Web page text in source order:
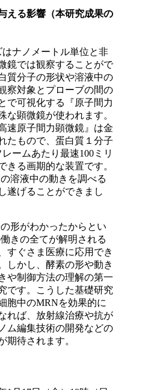
える影響（本研究成果の
ナノメートル単位と非
鏡では観察することがで
質分子の形状や溶液中の
察対象とプローブの間の
で可視化する『原子間力
な顕微鏡が使われます。
速原子間力顕微鏡』は金
たもので、蛋白質１分子
ームあたり最速100ミリ
きる画期的な装置です。
溶液中の動きを調べる
遂げることができまし
形がわかったからとい
きの全てが解明される
すぐさま医療に応用でき
しかし、 酵素の形や動き
や制御方法の理解の第一
です。こうした基礎研究
胞中のMRNを効果的に
れば、放射線治療や抗が
ム編集技術の開発などの
期待されます。